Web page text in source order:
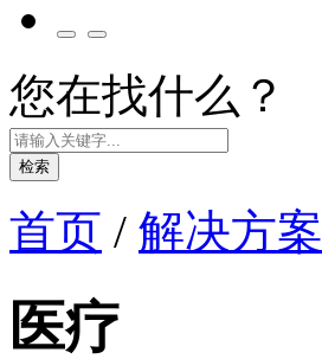
您在找什么？
检索
首页 / 解决方案
医疗